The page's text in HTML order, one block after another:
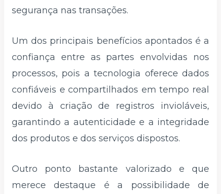
segurança nas transações.
Um dos principais benefícios apontados é a
confiança entre as partes envolvidas nos
processos, pois a tecnologia oferece dados
confiáveis e compartilhados em tempo real
devido à criação de registros invioláveis,
garantindo a autenticidade e a integridade
dos produtos e dos serviços dispostos.
Outro ponto bastante valorizado e que
merece destaque é a possibilidade de